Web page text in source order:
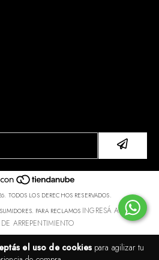
el uso de cookiespara agilizar tu
TODOS LOS DERECHOS RESERVADOS.
PARA RECLAMOS INGRESÁ ACÁ.
ARREPENTIMIENTO